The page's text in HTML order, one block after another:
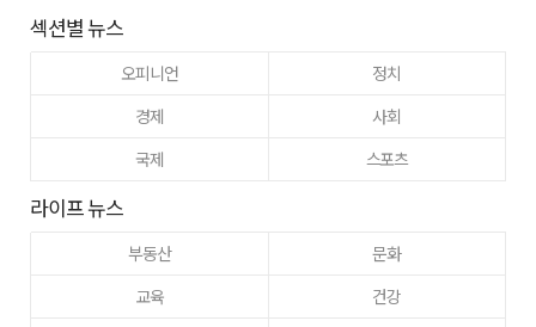
섹션별 뉴스
오피니언
정치
경제
사회
국제
스포츠
라이프 뉴스
부동산
문화
교육
건강